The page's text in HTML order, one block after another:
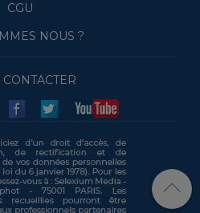
CGU
NOUS ?
CONTACTER